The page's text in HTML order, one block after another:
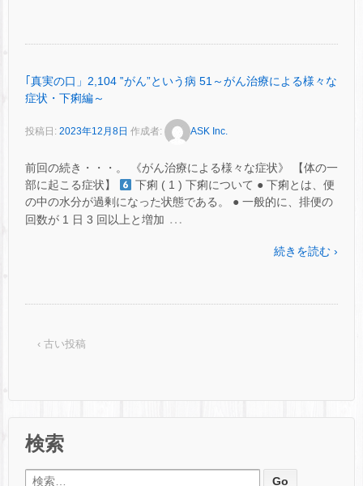
｢真実の口」2,104 ‟がん”という病 51～がん治療による様々な
症状・下痢編～
投稿日: 2023年12月8日 作成者: ASK Inc.
前回の続き・・・。 《がん治療による様々な症状》 【体の一
部に起こる症状】
下痢 ( 1 ) 下痢について ● 下痢とは、便
の中の水分が過剰になった状態である。 ● 一般的に、排便の
回数が 1 日 3 回以上と増加 …
続きを読む ›
‹ 古い投稿
検索
検索: